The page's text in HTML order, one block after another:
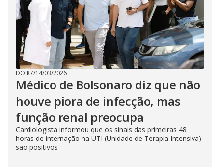
DO R7/14/03/2026
Médico de Bolsonaro diz que não
houve piora de infecção, mas
função renal preocupa
Cardiologista informou que os sinais das primeiras 48
horas de internação na UTI (Unidade de Terapia Intensiva)
são positivos